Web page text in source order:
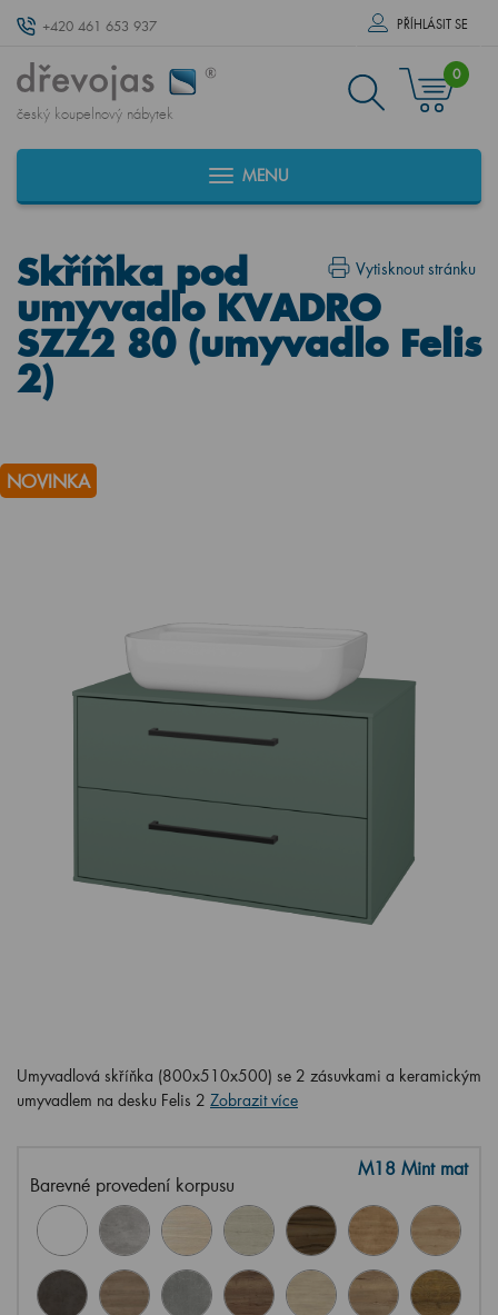
+420 461 653 937 PŘÍHLÁSIT SE
český koupelnový nábytek
0
MENU
Vytisknout stránku
Skříňka pod
umyvadlo KVADRO
SZZ2 80 (umyvadlo Felis
2)
NOVINKA
Umyvadlová skříňka (800x510x500) se 2 zásuvkami a keramickým
umyvadlem na desku Felis 2 Zobrazit více
Barevné provedení korpusu
M18 Mint mat